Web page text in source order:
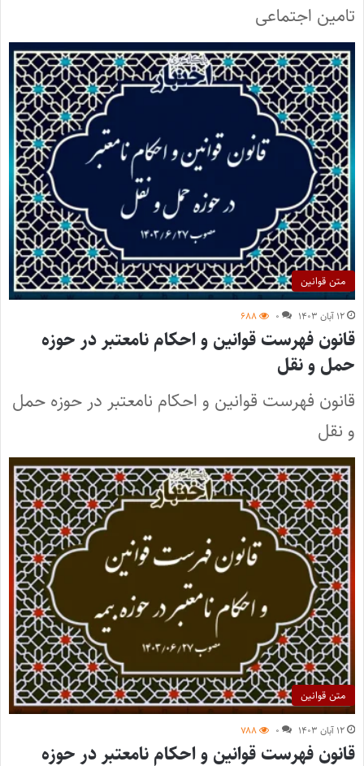
تامین اجتماعی
متن قوانین
۱۲ آبان ۱۴۰۳ ۰ ۶۸۸
قانون فهرست قوانین و احکام نامعتبر در حوزه
حمل و نقل
قانون فهرست قوانین و احکام نامعتبر در حوزه حمل
و نقل
متن قوانین
۱۲ آبان ۱۴۰۳ ۰ ۷۸۸
قانون فهرست قوانین و احکام نامعتبر در حوزه